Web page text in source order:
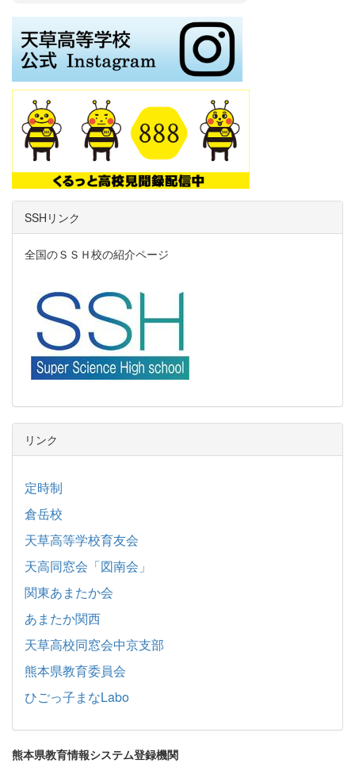
SSHリンク
全国のＳＳＨ校の紹介ページ
リンク
定時制
倉岳校
天草高等学校育友会
天高同窓会「図南会」
関東あまたか会
あまたか関西
天草高校同窓会中京支部
熊本県教育委員会
ひごっ子まなLabo
熊本県教育情報システム登録機関